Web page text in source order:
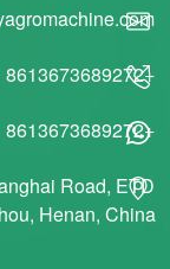
+8613673689272
+8613673689272
Road, ETD
Henan, China